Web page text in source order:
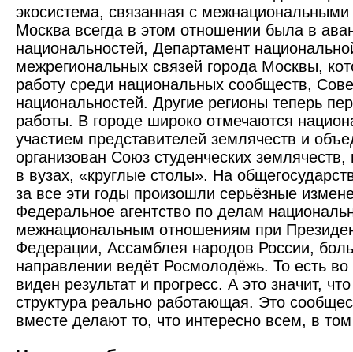
экосистема, связанная с
Москва всегда в этом отношении была в
национальностей, Департамент
межрегиональных связей города Москвы,
работу среди национальных сообществ,
национальностей. Другие регионы теперь
работы. В городе широко отмечаются
участием представителей землячеств и
организован Союз студенческих землячеств,
в вузах, «круглые столы». На
за все эти годы произошли серьёзные
Федеральное агентство по делам
межнациональным отношениям при
Федерации, Ассамблея народов России,
направлении ведёт Росмолодёжь. То есть во
виден результат и прогресс. А это значит,
структура реально работающая. Это
вместе делают то, что интересно всем, в